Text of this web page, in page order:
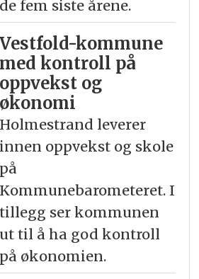
de fem siste årene.
Vestfold-kommune
med kontroll på
oppvekst og
økonomi
Holmestrand leverer
innen oppvekst og skole
på
Kommunebarometeret. I
tillegg ser kommunen
ut til å ha god kontroll
på økonomien.